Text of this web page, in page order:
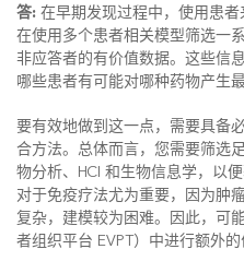
答: 在早期发现过程中，使用患者
在使用多个患者相关模型筛选一
非应答者的有价值数据。这些信
哪些患者有可能对哪种药物产生最
要有效地做到这一点，需要具备
合方法。总体而言，您需要筛选
物分析、HCI 和生物信息学，以
对于免疫疗法尤为重要，因为肿
复杂，建模较为困难。因此，可
者组织平台 EVPT）中进行额外的